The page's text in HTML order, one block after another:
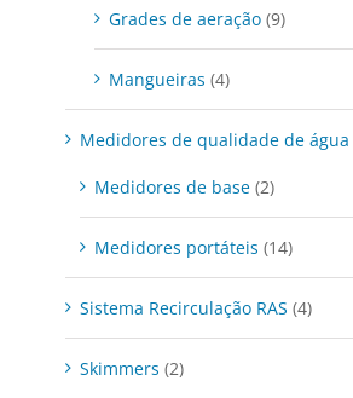
Grades de aeração (9)
Mangueiras (4)
Medidores de qualidade de água
Medidores de base (2)
Medidores portáteis (14)
Sistema Recirculação RAS (4)
Skimmers (2)